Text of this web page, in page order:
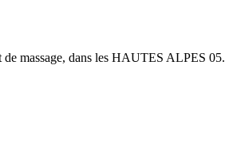
massage, dans les HAUTES ALPES 05.